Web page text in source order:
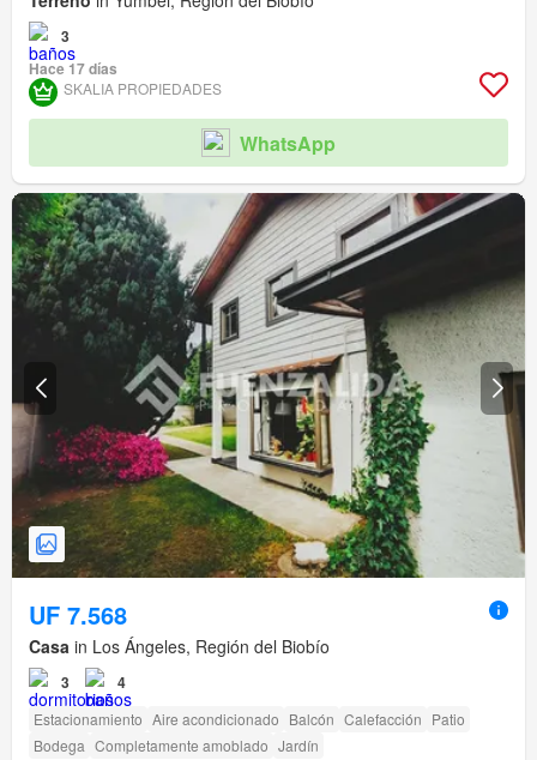
3
Hace 17 días
SKALIA PROPIEDADES
WhatsApp
UF 7.568
Casa in Los Ángeles, Región del Biobío
3 4
Estacionamiento Aire acondicionado Balcón Calefacción Patio
Bodega Completamente amoblado Jardín